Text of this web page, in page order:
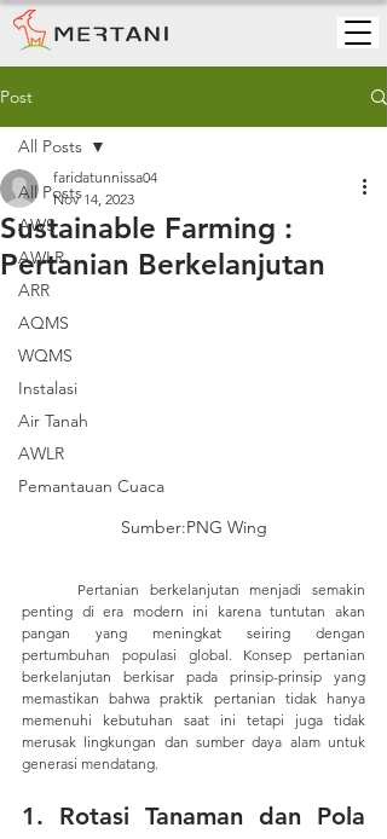
Post
All Posts
AWS
AWLR
ARR
AQMS
WQMS
Instalasi
Air Tanah
AWLR
Pemantauan Cuaca
All Posts
Sustainable Farming :
Pertanian Berkelanjutan
faridatunnissa04
Nov 14, 2023
Sumber:PNG Wing
penting di era modern ini karena tuntutan akan
pangan yang meningkat seiring dengan
pertumbuhan populasi global. Konsep pertanian
berkelanjutan berkisar pada prinsip-prinsip yang
memastikan bahwa praktik pertanian tidak hanya
memenuhi kebutuhan saat ini tetapi juga tidak
merusak lingkungan dan sumber daya alam untuk
generasi mendatang.
1. Rotasi Tanaman dan Pola